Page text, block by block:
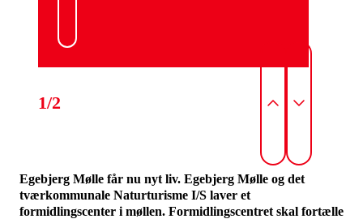
1/2
Egebjerg Mølle får nu nyt liv. Egebjerg Mølle og det
tværkommunale Naturturisme I/S laver et
formidlingscenter i møllen. Formidlingscentret skal fortælle